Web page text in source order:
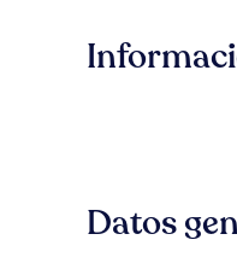
Datos